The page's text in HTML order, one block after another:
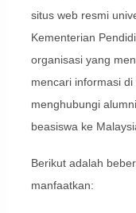
situs web resmi
Kementerian
organisasi yang
mencari informasi
menghubungi
beasiswa ke
Berikut adalah
manfaatkan: